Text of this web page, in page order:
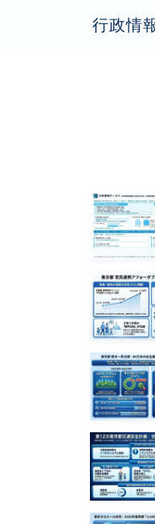
行政情